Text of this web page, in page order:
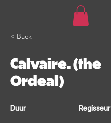
< Back
Calvaire. (the
Ordeal)
Duur Regisseur